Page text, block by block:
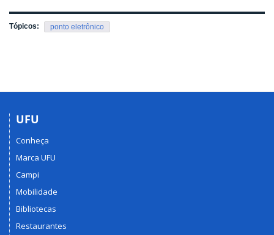
Tópicos: ponto eletrônico
UFU
Conheça
Marca UFU
Campi
Mobilidade
Bibliotecas
Restaurantes